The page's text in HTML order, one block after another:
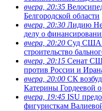
вчера, 20:35
Белгородской области
вчера, 20:30 Лидию
делу о
вчера, 20:20 Суд США
строительство
вчера, 20:15 Сенат
против России и
вчера, 20:00 СК
Катерины Гордеевой
вчера, 19:45 ISU
фигуристкам